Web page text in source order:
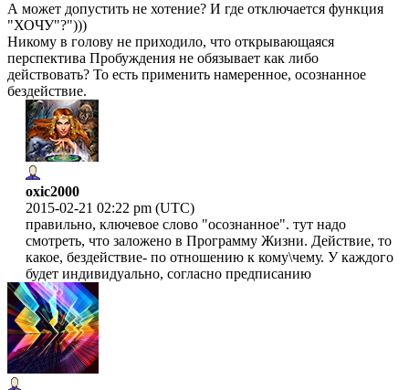
А может допустить не хотение? И где отключается функция
"ХОЧУ"?")))
Никому в голову не приходило, что открывающаяся
перспектива Пробуждения не обязывает как либо
действовать? То есть применить намеренное, осознанное
бездействие.
oxic2000
2015-02-21 02:22 pm (UTC)
правильно, ключевое слово "осознанное". тут надо
смотреть, что заложено в Программу Жизни. Действие, то
какое, бездействие- по отношению к кому\чему. У каждого
будет индивидуально, согласно предписанию